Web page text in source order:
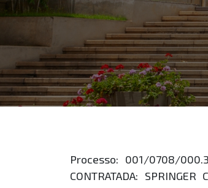
Processo: 001/0708/
CONTRATADA: